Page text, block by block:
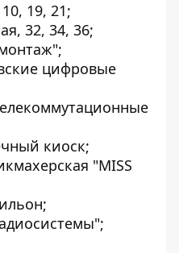
19, 21;
32, 34, 36;
цифровые
киоск;
"MISS